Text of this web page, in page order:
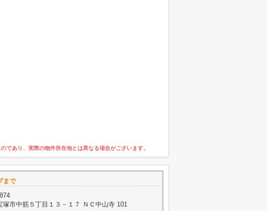
あり、実際の物件所在地とは異なる場合がございます。
まで
塚市中筋５丁目１３－１７ ＮＣ中山寺 101